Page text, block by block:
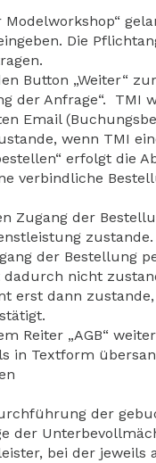
Die
Button „Weiter“
der Anfrage“.
Email
wenn TMI
erfolgt die
verbindliche
Zugang der
zustande.
der Bestellung
dadurch nicht
erst dann
Reiter „AGB“
in Textform
der
der
bei der